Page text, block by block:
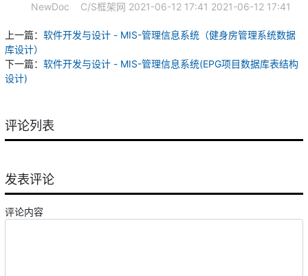
NewDoc C/S框架网 2021-06-12 17:41 2021-06-12 17:41
上一篇： 软件开发与设计 - MIS-管理信息系统（健身房管理系统数据
库设计）
下一篇： 软件开发与设计 - MIS-管理信息系统(EPG项目数据库表结构
设计)
评论列表
发表评论
评论内容